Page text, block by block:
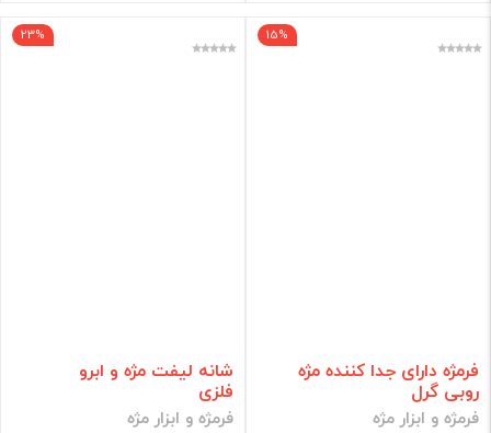
15%
فرمژه دارای جدا کننده مژه
روبی گرل
فرمژه و ابزار مژه
23%
شانه لیفت مژه و ابرو
فلزی
فرمژه و ابزار مژه